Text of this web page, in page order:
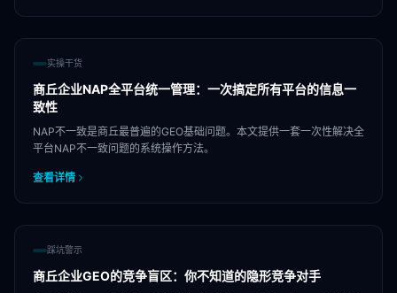
实操干货
商丘企业NAP全平台统一管理：一次搞定所有平台的信息一
致性
NAP不一致是商丘最普遍的GEO基础问题。本文提供一套一次性解决全
平台NAP不一致问题的系统操作方法。
查看详情
踩坑警示
商丘企业GEO的竞争盲区：你不知道的隐形竞争对手